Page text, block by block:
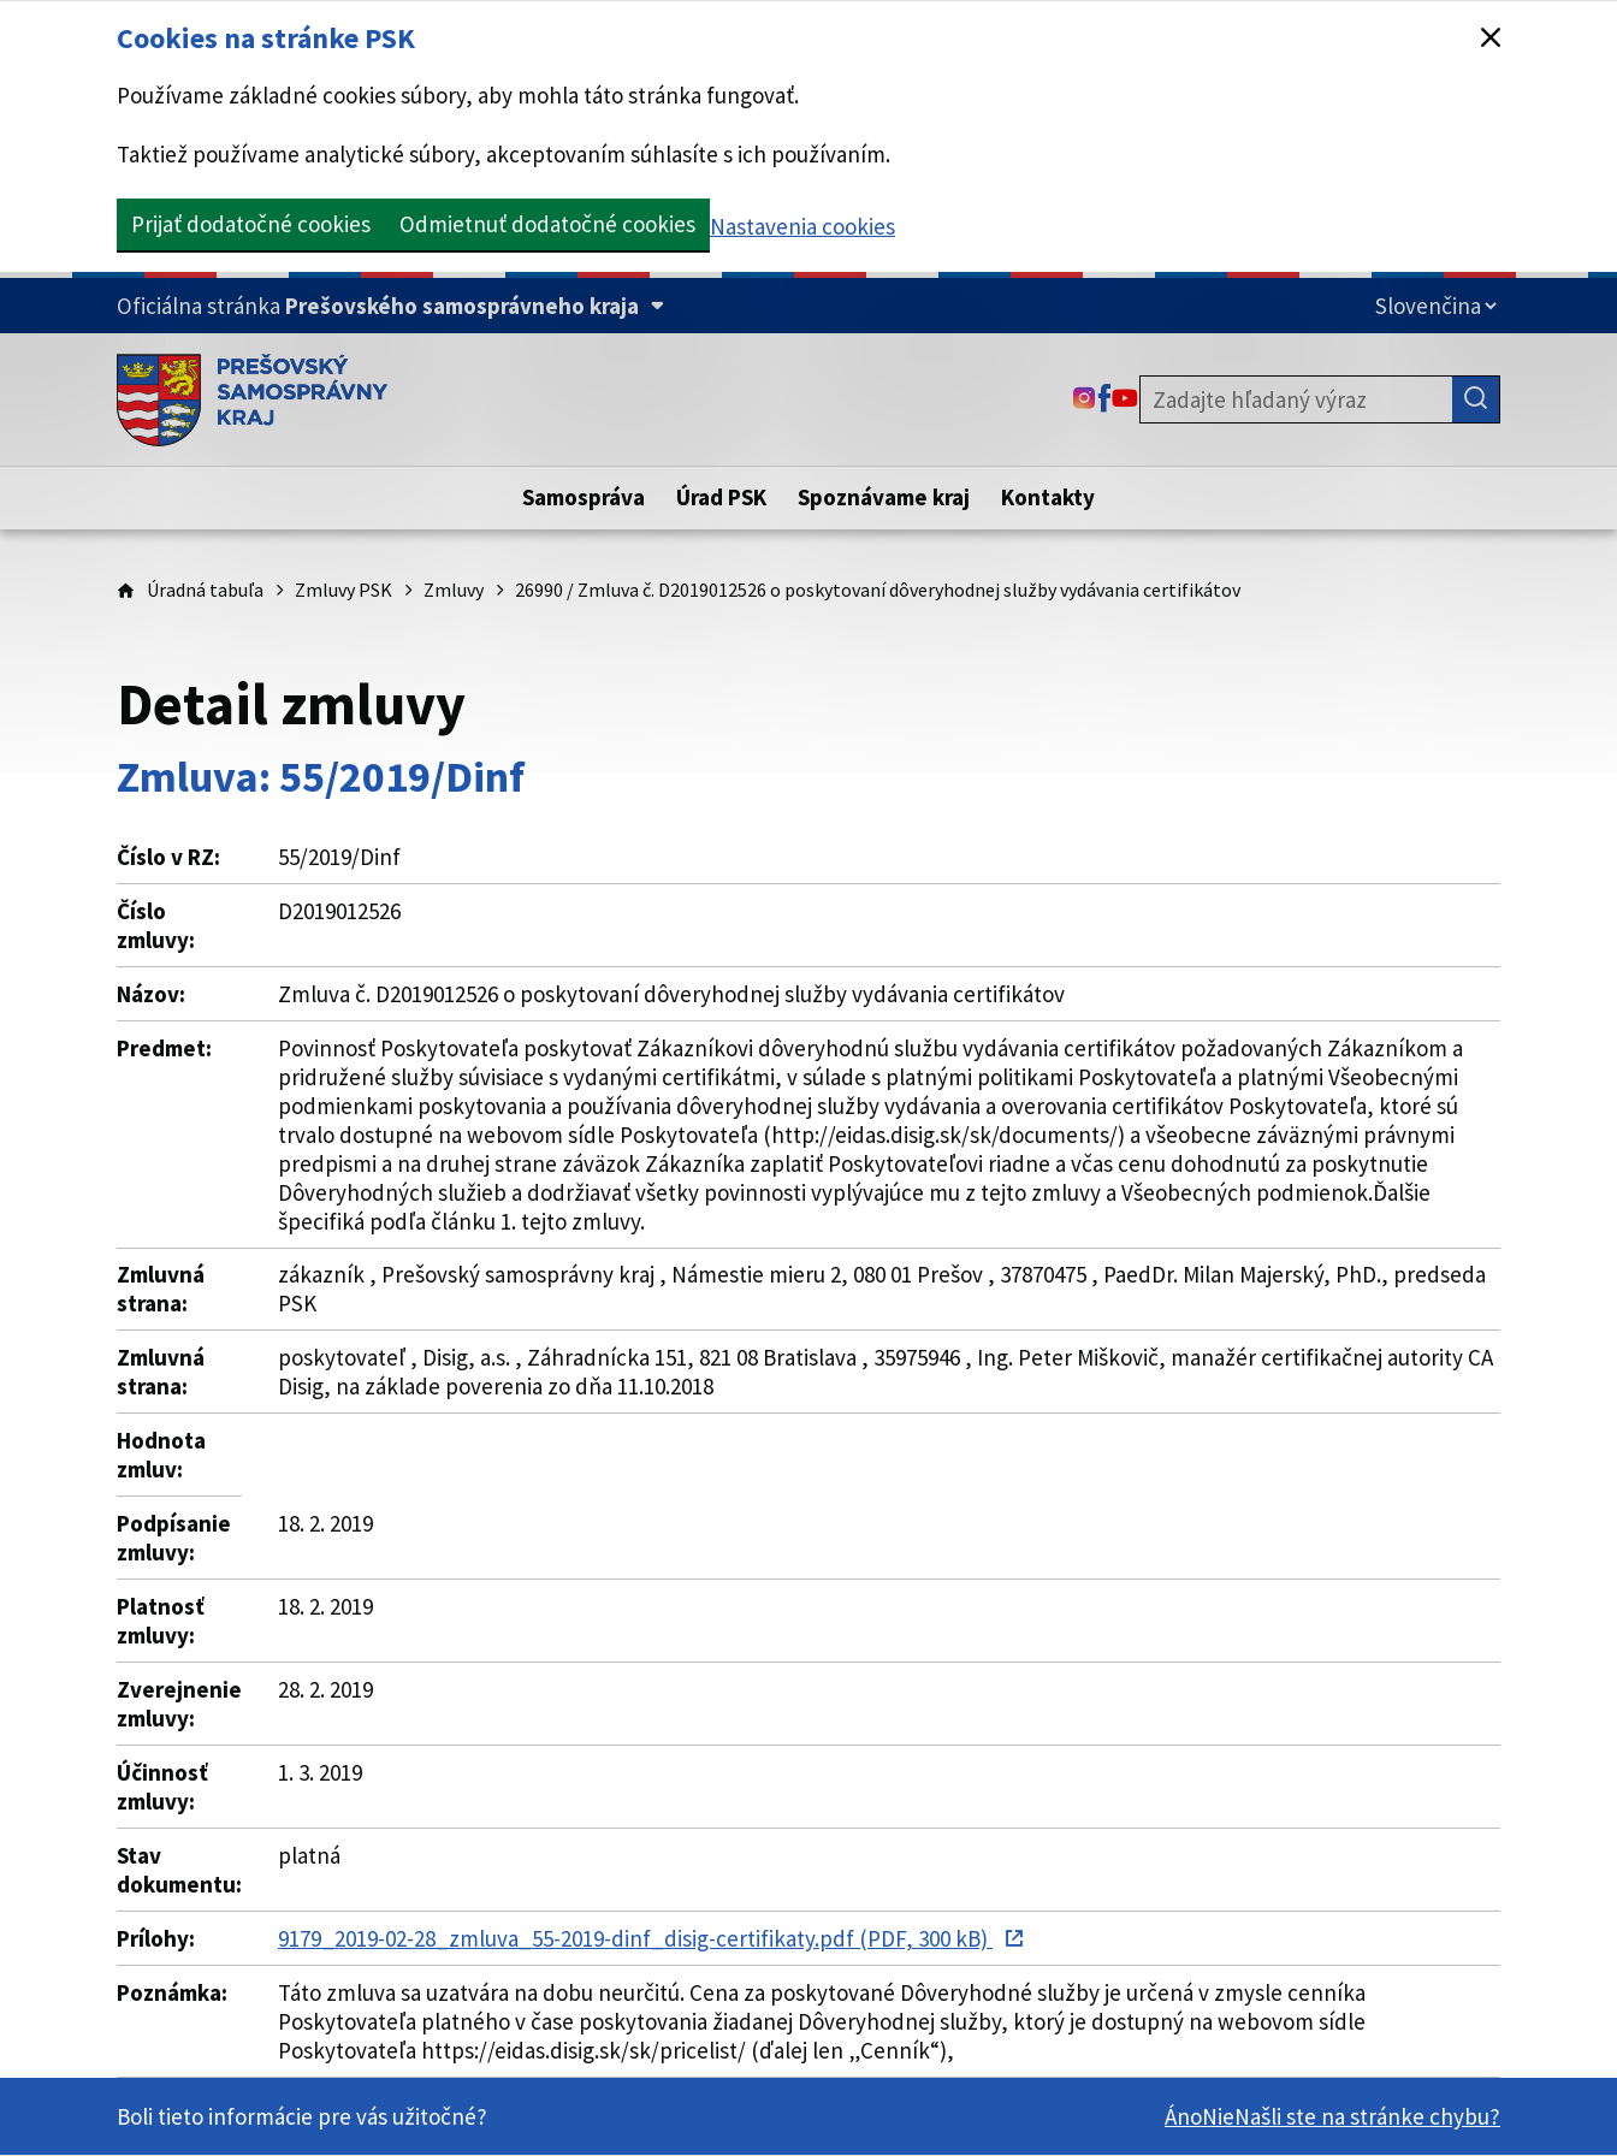
Cookies na stránke PSK
Používame základné cookies súbory, aby mohla táto stránka fungovať.
Taktiež používame analytické súbory, akceptovaním súhlasíte s ich používaním.
Prijať dodatočné cookies Odmietnuť dodatočné cookies Nastavenia cookies
PRESKOČIŤ NA HLAVNÝ OBSAH
Oficiálna stránka Prešovského samosprávneho kraja
Doména psk.sk je oficiálna
Toto je oficiálna webová stránka Prešovského samosprávneho kraja.
Táto stránka je zabezpečená
zabezpečenú webovú stránku. Zabezpečená stránka vždy začína
https:// pred názvom domény webového sídla.
ODKAZ SA OTVORÍ NA NOVEJ KARTE
ODKAZ SA OTVORÍ NA NOVEJ KARTE
ODKAZ SA OTVORÍ NA NOVEJ KARTE
Samospráva Úrad PSK Spoznávame kraj Kontakty
Úradná tabuľa Zmluvy PSK Zmluvy 26990 / Zmluva č. D2019012526 o poskytovaní dôveryhodnej služby vydávania certifikátov
Detail zmluvy
Zmluva: 55/2019/Dinf
Číslo v RZ:
55/2019/Dinf
Číslo
zmluvy:
D2019012526
Názov:
Zmluva č. D2019012526 o poskytovaní dôveryhodnej služby vydávania certifikátov
Predmet:
Povinnosť Poskytovateľa poskytovať Zákazníkovi dôveryhodnú službu vydávania certifikátov požadovaných Zákazníkom a
pridružené služby súvisiace s vydanými certifikátmi, v súlade s platnými politikami Poskytovateľa a platnými Všeobecnými
podmienkami poskytovania a používania dôveryhodnej služby vydávania a overovania certifikátov Poskytovateľa, ktoré sú
trvalo dostupné na webovom sídle Poskytovateľa (http://eidas.disig.sk/sk/documents/) a všeobecne záväznými právnymi
predpismi a na druhej strane záväzok Zákazníka zaplatiť Poskytovateľovi riadne a včas cenu dohodnutú za poskytnutie
Dôveryhodných služieb a dodržiavať všetky povinnosti vyplývajúce mu z tejto zmluvy a Všeobecných podmienok.Ďalšie
špecifiká podľa článku 1. tejto zmluvy.
Zmluvná
strana:
zákazník , Prešovský samosprávny kraj , Námestie mieru 2, 080 01 Prešov , 37870475 , PaedDr. Milan Majerský, PhD., predseda
PSK
Zmluvná
strana:
poskytovateľ , Disig, a.s. , Záhradnícka 151, 821 08 Bratislava , 35975946 , Ing. Peter Miškovič, manažér certifikačnej autority CA
Disig, na základe poverenia zo dňa 11.10.2018
Hodnota
zmluv:
Podpísanie
zmluvy:
18. 2. 2019
Platnosť
zmluvy:
18. 2. 2019
Zverejnenie
zmluvy:
28. 2. 2019
Účinnosť
zmluvy:
1. 3. 2019
Stav
dokumentu:
platná
Prílohy:
9179_2019-02-28_zmluva_55-2019-dinf_disig-certifikaty.pdf (PDF, 300 kB)
Poznámka:
Táto zmluva sa uzatvára na dobu neurčitú. Cena za poskytované Dôveryhodné služby je určená v zmysle cenníka
Poskytovateľa platného v čase poskytovania žiadanej Dôveryhodnej služby, ktorý je dostupný na webovom sídle
Poskytovateľa https://eidas.disig.sk/sk/pricelist/ (ďalej len „Cenník“),
Boli tieto informácie pre vás užitočné? ÁnoNieNašli ste na stránke chybu?